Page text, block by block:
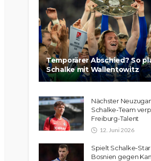
Temporärer Abschied? So
Schalke mit Wallentowitz
Nächster
Schalke-Team
Freiburg-Talent
12. Juni 2026
Spielt Schalke-
Bosnien gegen